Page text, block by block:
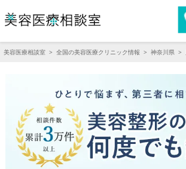
美容医療相談室 > 全国の美容医療クリニック情報 > 神奈川県 >